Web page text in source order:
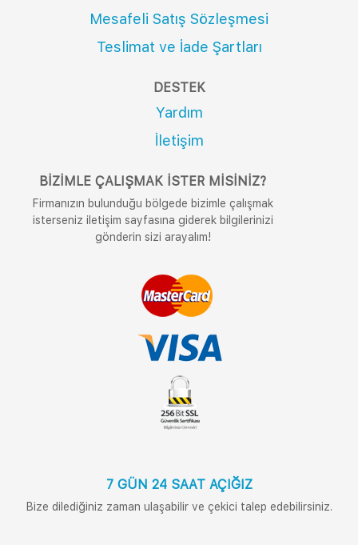
Mesafeli Satış Sözleşmesi
Teslimat ve İade Şartları
DESTEK
Yardım
İletişim
BIZIMLE ÇALIŞMAK İSTER MISINIZ?
Firmanızın bulunduğu bölgede bizimle çalışmak
isterseniz iletişim sayfasına giderek bilgilerinizi
gönderin sizi arayalım!
7 GÜN 24 SAAT AÇIĞIZ
Bize dilediğiniz zaman ulaşabilir ve çekici talep edebilirsiniz.